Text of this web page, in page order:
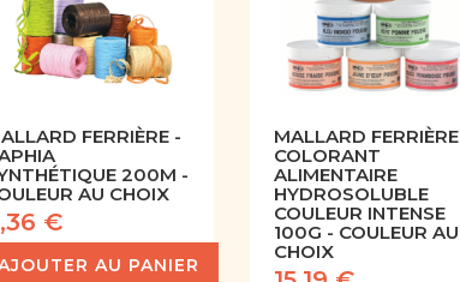
FERRIÈRE -
200M -
AU CHOIX
€
AU PANIER
MALLARD FERRIÈRE
COLORANT
ALIMENTAIRE
HYDROSOLUBLE
COULEUR INTENSE
100G - COULEUR AU
CHOIX